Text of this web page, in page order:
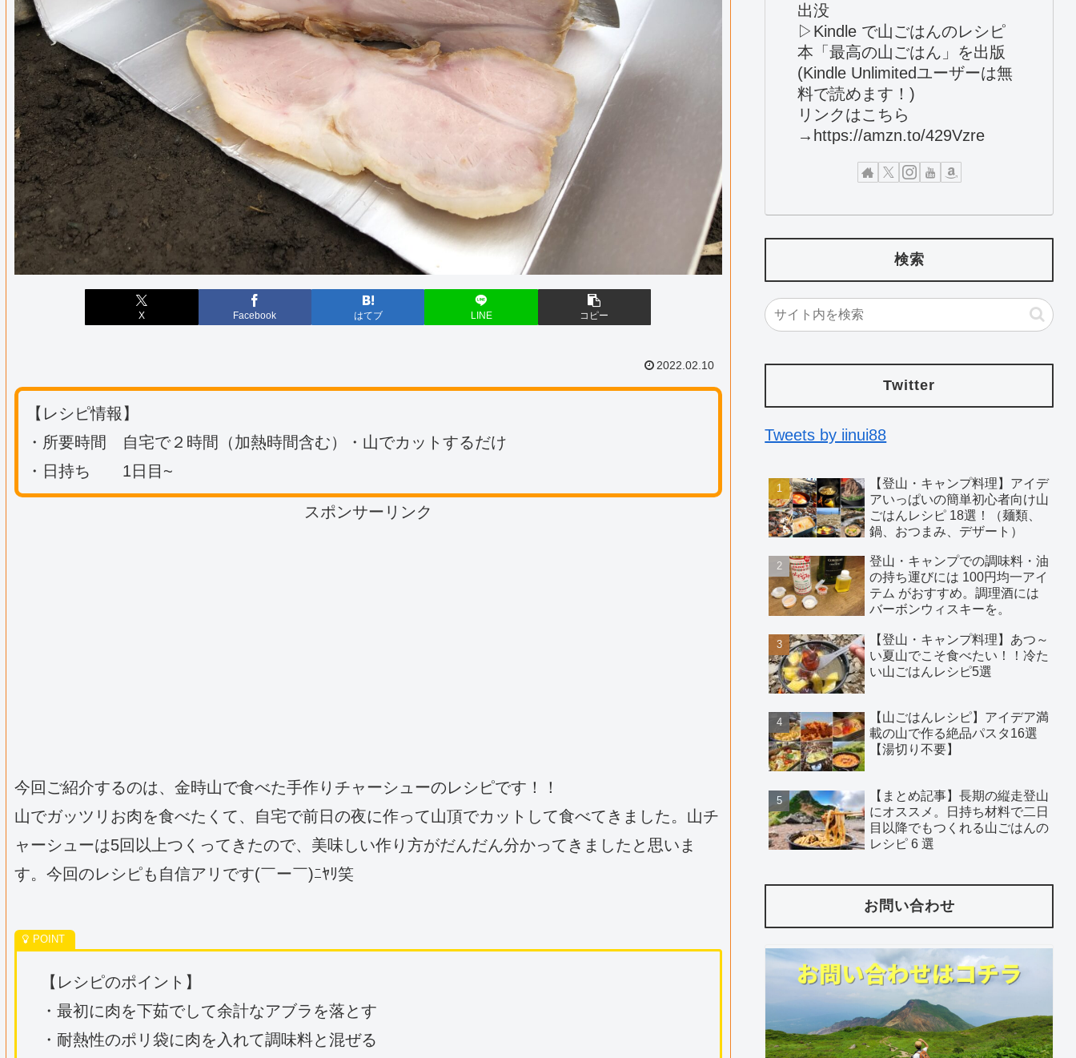
X Facebook はてブ LINE コピー
2022.02.10
【レシピ情報】
・所要時間 自宅で２時間（加熱時間含む）・山でカットするだけ
・日持ち 1日目~
スポンサーリンク
今回ご紹介するのは、金時山で食べた手作りチャーシューのレシピです！！
山でガッツリお肉を食べたくて、自宅で前日の夜に作って山頂でカットして食べてきました。山チ
ャーシューは5回以上つくってきたので、美味しい作り方がだんだん分かってきましたと思いま
す。今回のレシピも自信アリです(￣ー￣)ﾆﾔﾘ笑
【レシピのポイント】
・最初に肉を下茹でして余計なアブラを落とす
・耐熱性のポリ袋に肉を入れて調味料と混ぜる
出没
▷Kindle で山ごはんのレシピ
本「最高の山ごはん」を出版
(Kindle Unlimitedユーザーは無
料で読めます！)
リンクはこちら
→https://amzn.to/429Vzre
検索
Twitter
Tweets by iinui88
【登山・キャンプ料理】アイデ
アいっぱいの簡単初心者向け山
ごはんレシピ 18選！（麺類、
鍋、おつまみ、デザート）
登山・キャンプでの調味料・油
の持ち運びには 100円均一アイ
テム がおすすめ。調理酒には
バーボンウィスキーを。
【登山・キャンプ料理】あつ～
い夏山でこそ食べたい！！冷た
い山ごはんレシピ5選
【山ごはんレシピ】アイデア満
載の山で作る絶品パスタ16選
【湯切り不要】
【まとめ記事】長期の縦走登山
にオススメ。日持ち材料で二日
目以降でもつくれる山ごはんの
レシピ 6 選
お問い合わせ